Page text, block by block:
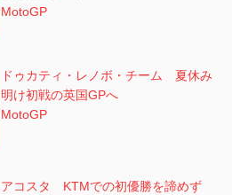
MotoGP
ドゥカティ・レノボ・チーム 夏休み
明け初戦の英国GPへ
MotoGP
アコスタ KTMでの初優勝を諦めず